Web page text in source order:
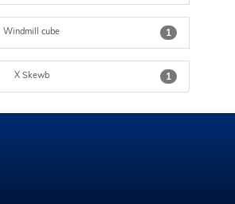
1
Windmill cube
1
X Skewb